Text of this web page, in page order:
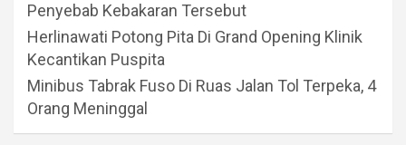
Penyebab Kebakaran Tersebut
Herlinawati Potong Pita Di Grand Opening Klinik
Kecantikan Puspita
Minibus Tabrak Fuso Di Ruas Jalan Tol Terpeka, 4
Orang Meninggal